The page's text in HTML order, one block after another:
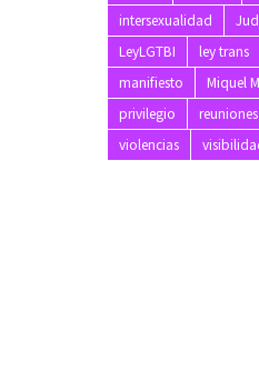
intersexualidad
LeyLGTBI
ley trans
manifiesto
Miquel
privilegio
reuniones
violencias